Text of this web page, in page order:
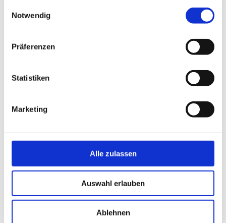
Notwendig
Präferenzen
Statistiken
Marketing
Alle zulassen
Auswahl erlauben
Ablehnen
zurückvor
Erlebnisspielplatz © minimare
1/4
Lage und Umgebung